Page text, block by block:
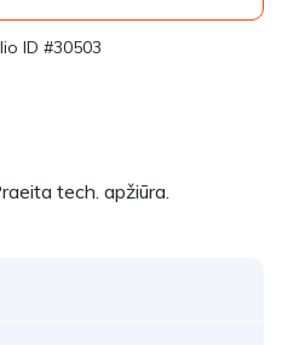
ID #30503
tech. apžiūra.